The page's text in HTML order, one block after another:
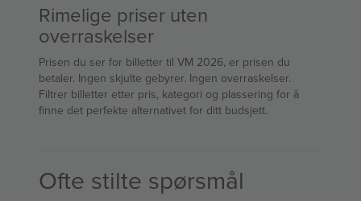
Rimelige priser uten
overraskelser
Prisen du ser for billetter til VM 2026, er prisen du
betaler. Ingen skjulte gebyrer. Ingen overraskelser.
Filtrer billetter etter pris, kategori og plassering for å
finne det perfekte alternativet for ditt budsjett.
Ofte stilte spørsmål